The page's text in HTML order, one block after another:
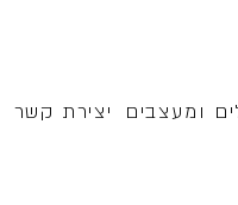
ומעצבים יצירת קשר